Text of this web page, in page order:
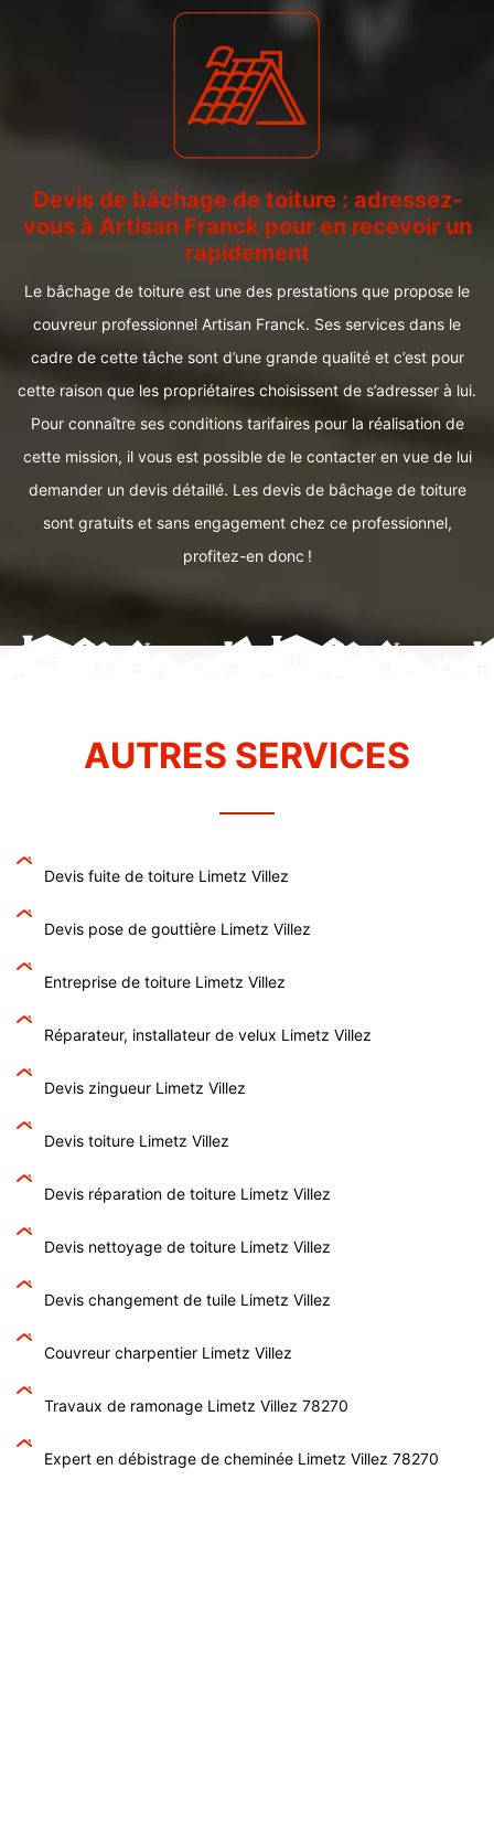
Devis de bâchage de toiture : adressez-
vous à Artisan Franck pour en recevoir un
rapidement
Le bâchage de toiture est une des prestations que propose le
couvreur professionnel Artisan Franck. Ses services dans le
cadre de cette tâche sont d’une grande qualité et c’est pour
cette raison que les propriétaires choisissent de s’adresser à lui.
Pour connaître ses conditions tarifaires pour la réalisation de
cette mission, il vous est possible de le contacter en vue de lui
demander un devis détaillé. Les devis de bâchage de toiture
sont gratuits et sans engagement chez ce professionnel,
profitez-en donc !
AUTRES SERVICES
Devis fuite de toiture Limetz Villez
Devis pose de gouttière Limetz Villez
Entreprise de toiture Limetz Villez
Réparateur, installateur de velux Limetz Villez
Devis zingueur Limetz Villez
Devis toiture Limetz Villez
Devis réparation de toiture Limetz Villez
Devis nettoyage de toiture Limetz Villez
Devis changement de tuile Limetz Villez
Couvreur charpentier Limetz Villez
Travaux de ramonage Limetz Villez 78270
Expert en débistrage de cheminée Limetz Villez 78270